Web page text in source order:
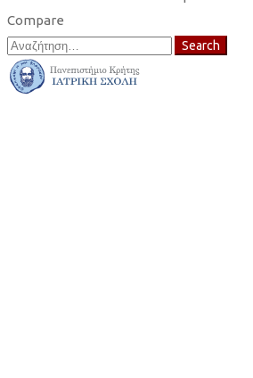
Compare
Search
for:
Search